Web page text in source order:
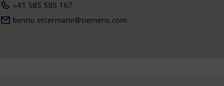
+41 585 585 167
benno.estermann@siemens.com